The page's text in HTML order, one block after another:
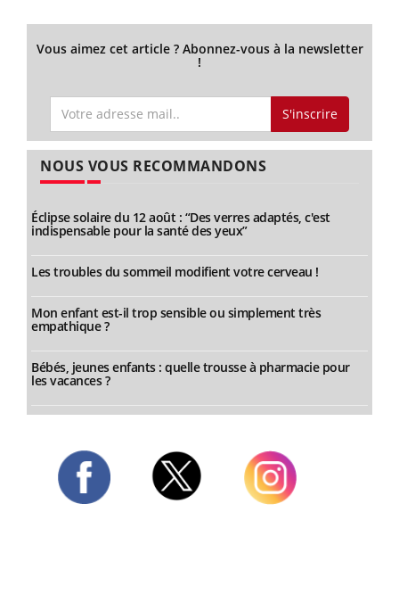
Vous aimez cet article ? Abonnez-vous à la newsletter
!
S'inscrire
NOUS VOUS RECOMMANDONS
Éclipse solaire du 12 août : “Des verres adaptés, c'est
indispensable pour la santé des yeux”
Les troubles du sommeil modifient votre cerveau !
Mon enfant est-il trop sensible ou simplement très
empathique ?
Bébés, jeunes enfants : quelle trousse à pharmacie pour
les vacances ?